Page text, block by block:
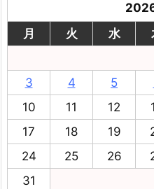
月
火 水
3
4 5
10
11 12
17
18 19
24
25 26
31